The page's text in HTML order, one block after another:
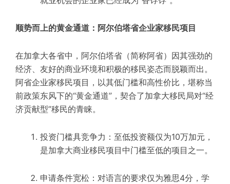
顺势而上的黄金通道：阿尔伯塔省企业家移民项目
在加拿大各省中，阿尔伯塔省（简称阿省）因其强劲的
经济、友好的商业环境和积极的移民姿态而脱颖而出。
阿省企业家移民项目，以其低门槛和高性价比，堪称当
前政策东风下的“黄金通道”，契合了加拿大移民局对“经
济贡献型”移民的青睐。
投资门槛具竞争力：至低投资额仅为10万加元，
是加拿大商业移民项目中门槛至低的项目之一。
申请条件宽松：对语言的要求仅为雅思4分，学